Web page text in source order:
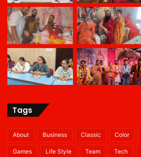
Tags
About Business Classic Color
Games Life Style Team Tech